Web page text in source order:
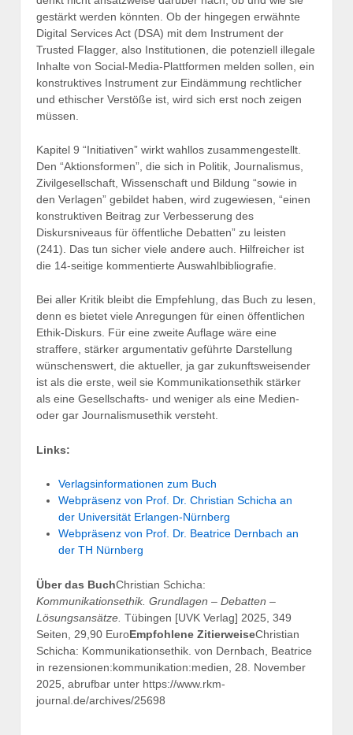
gestärkt werden könnten. Ob der hingegen erwähnte
Digital Services Act (DSA) mit dem Instrument der
Trusted Flagger, also Institutionen, die potenziell illegale
Inhalte von Social-Media-Plattformen melden sollen, ein
konstruktives Instrument zur Eindämmung rechtlicher
und ethischer Verstöße ist, wird sich erst noch zeigen
müssen.
Kapitel 9 “Initiativen” wirkt wahllos zusammengestellt.
Den “Aktionsformen”, die sich in Politik, Journalismus,
Zivilgesellschaft, Wissenschaft und Bildung “sowie in
den Verlagen” gebildet haben, wird zugewiesen, “einen
konstruktiven Beitrag zur Verbesserung des
Diskursniveaus für öffentliche Debatten” zu leisten
(241). Das tun sicher viele andere auch. Hilfreicher ist
die 14-seitige kommentierte Auswahlbibliografie.
Bei aller Kritik bleibt die Empfehlung, das Buch zu lesen,
denn es bietet viele Anregungen für einen öffentlichen
Ethik-Diskurs. Für eine zweite Auflage wäre eine
straffere, stärker argumentativ geführte Darstellung
wünschenswert, die aktueller, ja gar zukunftsweisender
ist als die erste, weil sie Kommunikationsethik stärker
als eine Gesellschafts- und weniger als eine Medien-
oder gar Journalismusethik versteht.
Links:
Verlagsinformationen zum Buch
Webpräsenz von Prof. Dr. Christian Schicha an
der Universität Erlangen-Nürnberg
Webpräsenz von Prof. Dr. Beatrice Dernbach an
der TH Nürnberg
Über das BuchChristian Schicha:
Kommunikationsethik. Grundlagen – Debatten –
Lösungsansätze. Tübingen [UVK Verlag] 2025, 349
Seiten, 29,90 EuroEmpfohlene ZitierweiseChristian
Schicha: Kommunikationsethik. von Dernbach, Beatrice
in rezensionen:kommunikation:medien, 28. November
2025, abrufbar unter https://www.rkm-
journal.de/archives/25698